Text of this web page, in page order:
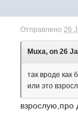
Отправлено26
Muxa, on 26
так вроде как
или это
взрослую,про